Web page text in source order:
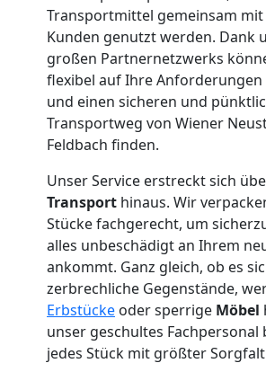
Transportmittel gemeinsam
Kunden genutzt werden. Dank
großen Partnernetzwerks
flexibel auf Ihre Anforderungen
und einen sicheren und
Transportweg von Wiener
Feldbach finden.
Unser Service erstreckt sich
Transport hinaus. Wir
Stücke fachgerecht, um
alles unbeschädigt an Ihrem
ankommt. Ganz gleich, ob es
zerbrechliche Gegenstände,
Erbstücke oder sperrige Möbel
unser geschultes Fachpersonal
jedes Stück mit größter
Mann
LKW
Möbellift
Wiener
Neustadt